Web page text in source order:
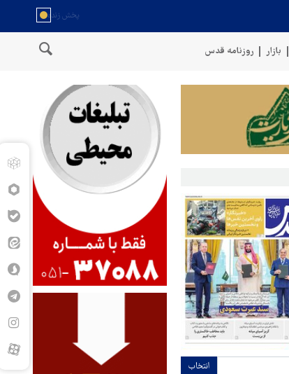
بازار روزنامه قدس
سخنگوی نیروهای مسلح یمن: کشتی نفتی عربستان را با موشک
انتخاب